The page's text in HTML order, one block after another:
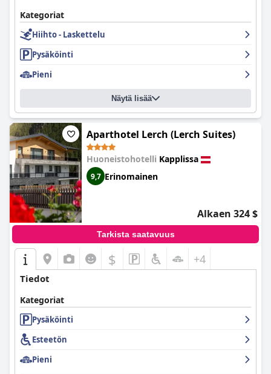
Kategoriat
Hiihto - Laskettelu
Pysäköinti
Pieni
Näytä lisää
Aparthotel Lerch (Lerch Suites)
Huoneistohotelli Kapplissa
9,7 Erinomainen
Alkaen 324 $
Tarkista saatavuus
$ +4
Tiedot
Kategoriat
Pysäköinti
Esteetön
Pieni